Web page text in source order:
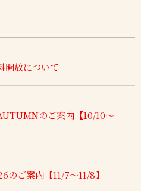
放について
のご案内【10/10～
のご案内【11/7～11/8】